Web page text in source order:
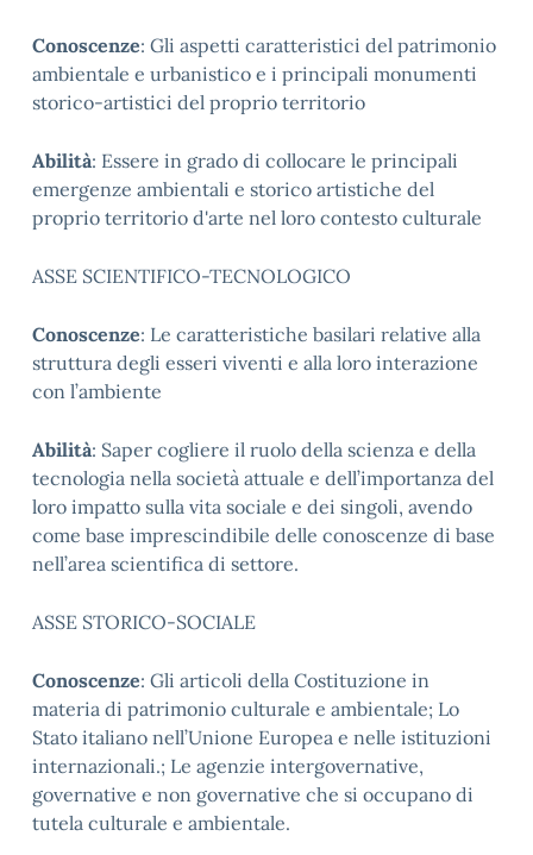
Conoscenze: Gli aspetti caratteristici del patrimonio
ambientale e urbanistico e i principali monumenti
storico-artistici del proprio territorio
Abilità: Essere in grado di collocare le principali
emergenze ambientali e storico artistiche del
proprio territorio d'arte nel loro contesto culturale
ASSE SCIENTIFICO-TECNOLOGICO
Conoscenze: Le caratteristiche basilari relative alla
struttura degli esseri viventi e alla loro interazione
con l’ambiente
Abilità: Saper cogliere il ruolo della scienza e della
tecnologia nella società attuale e dell’importanza del
loro impatto sulla vita sociale e dei singoli, avendo
come base imprescindibile delle conoscenze di base
nell’area scientifica di settore.
ASSE STORICO-SOCIALE
Conoscenze: Gli articoli della Costituzione in
materia di patrimonio culturale e ambientale; Lo
Stato italiano nell’Unione Europea e nelle istituzioni
internazionali.; Le agenzie intergovernative,
governative e non governative che si occupano di
tutela culturale e ambientale.